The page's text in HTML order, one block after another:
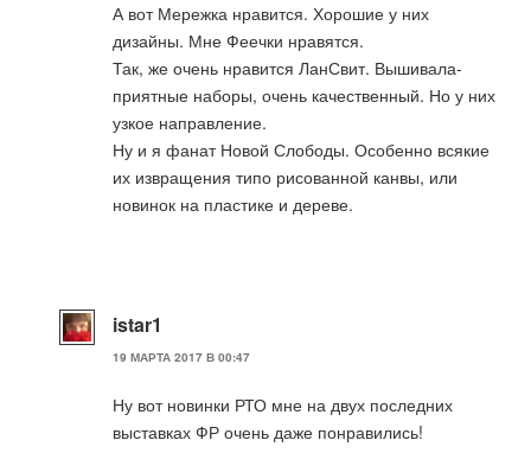
А вот Мережка нравится. Хорошие у них
дизайны. Мне Феечки нравятся.
Так, же очень нравится ЛанСвит. Вышивала-
приятные наборы, очень качественный. Но у них
узкое направление.
Ну и я фанат Новой Слободы. Особенно всякие
их извращения типо рисованной канвы, или
новинок на пластике и дереве.
istar1
19 МАРТА 2017 В 00:47
Ну вот новинки РТО мне на двух последних
выставках ФР очень даже понравились!